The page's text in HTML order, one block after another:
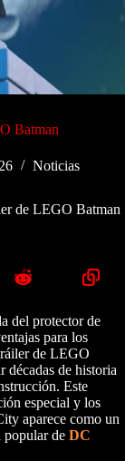
Batman
Noticias
de LEGO Batman
del protector de
para los
de LEGO
décadas de historia
Este
especial y los
aparece como un
popular de DC